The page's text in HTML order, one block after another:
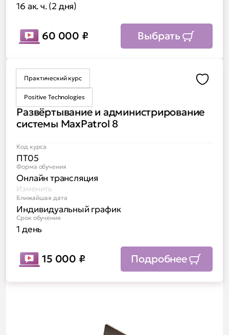
16 ак. ч. (2 дня)
60 000 ₽ Выбрать
Практический курс
Positive Technologies
Развёртывание и администрирование
системы MaxPatrol 8
Код курса
ПТ05
Форма обучения
Онлайн трансляция
Изменить
Ближайшая дата
Индивидуальный график
Срок обучения
1 день
15 000 ₽ Подробнее